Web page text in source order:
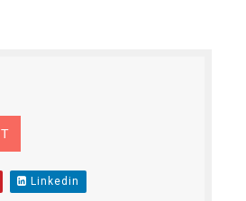
Linkedin